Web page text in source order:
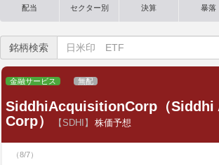
配当 セクター別 決算 暴落
銘柄検索
金融サービス 無配
SiddhiAcquisitionCorp（
Corp）
【SDHI】 株価予想
（8/7）